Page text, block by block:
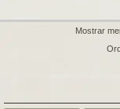
e
Mostrar